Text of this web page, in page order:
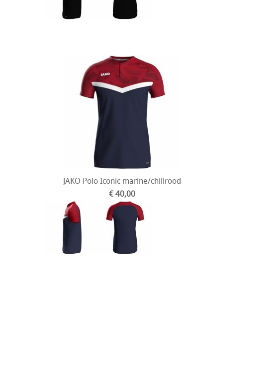
JAKO Polo Iconic marine/chillrood
€ 40,00